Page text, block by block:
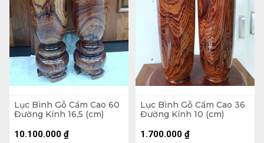
Lục Bình Gỗ Cẩm Cao 60
Đường Kính 16,5 (cm)
10.100.000 ₫
Lục Bình Gỗ Cẩm Cao 36
Đường Kính 10 (cm)
1.700.000 ₫